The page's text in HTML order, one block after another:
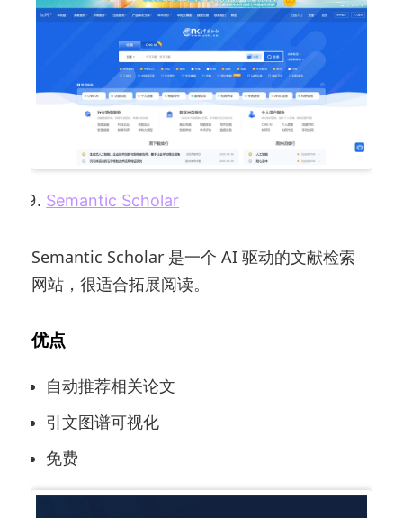
Semantic Scholar
Semantic Scholar 是一个 AI 驱动的文献检索
网站，很适合拓展阅读。
优点
自动推荐相关论文
引文图谱可视化
免费